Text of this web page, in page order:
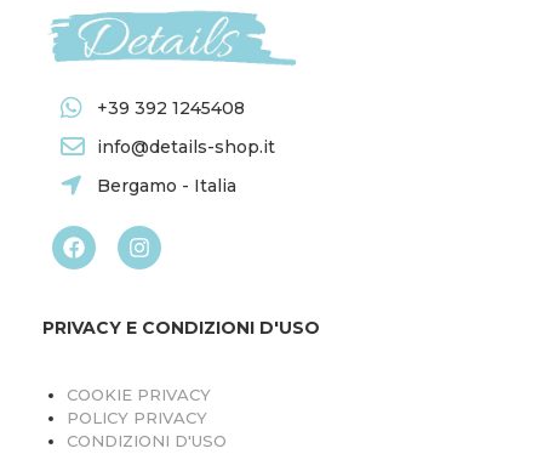
+39 392 1245408
info@details-shop.it
Bergamo - Italia
PRIVACY E CONDIZIONI D'USO
COOKIE PRIVACY
POLICY PRIVACY
CONDIZIONI D'USO